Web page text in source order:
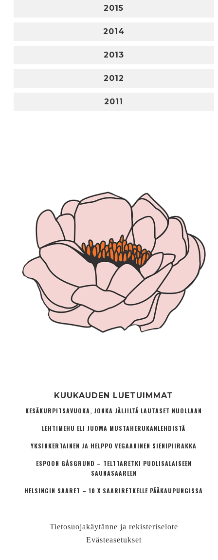
2015
2014
2013
2012
2011
KUUKAUDEN LUETUIMMAT
KESÄKURPITSAVUOKA, JONKA JÄLJILTÄ LAUTASET NUOLLAAN
LEHTIMEHU ELI JUOMA MUSTAHERUKANLEHDISTÄ
YKSINKERTAINEN JA HELPPO VEGAANINEN SIENIPIIRAKKA
ESPOON GÅSGRUND – TELTTARETKI PUOLISALAISEEN
SAUNASAAREEN
HELSINGIN SAARET – 10 X SAARIRETKELLE PÄÄKAUPUNGISSA
Tietosuojakäytänne ja rekisteriselote
Evästeasetukset